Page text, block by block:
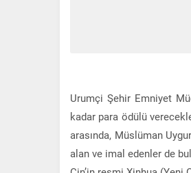
Urumçi Şehir Emniyet
kadar para ödülü
arasında, Müslüman
alan ve imal edenler de